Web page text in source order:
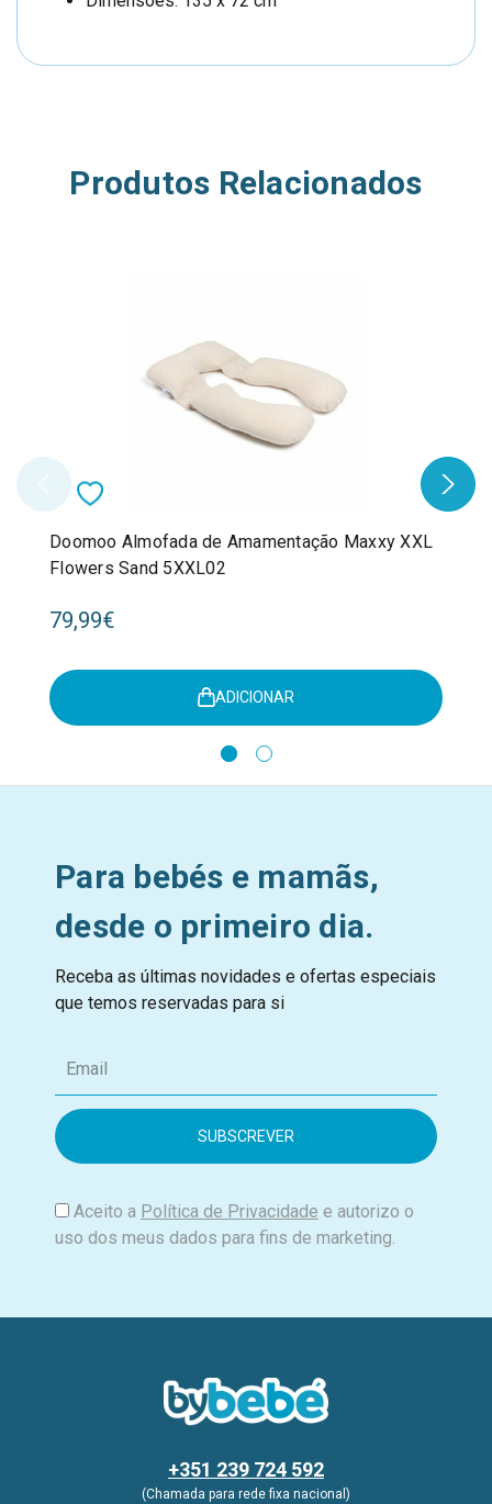
Produtos Relacionados
Doomoo Almofada de Amamentação Maxxy XXL
Flowers Sand 5XXL02
79,99€
ADICIONAR
Para bebés e mamãs,
desde o primeiro dia.
Receba as últimas novidades e ofertas especiais
que temos reservadas para si
m
i
Aceito a Política de Privacidade e autorizo o
uso dos meus dados para fins de marketing.
+351 239 724 592
(Chamada para rede fixa nacional)